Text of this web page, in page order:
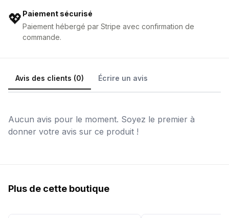
💖 Paiement sécurisé
Paiement hébergé par Stripe avec confirmation de
commande.
Avis des clients (0) Écrire un avis
Aucun avis pour le moment. Soyez le premier à
donner votre avis sur ce produit !
Plus de cette boutique